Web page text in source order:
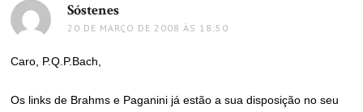
Sóstenes
20 DE MARÇO DE 2008 ÀS 18:50
Caro, P.Q.P.Bach,
Os links de Brahms e Paganini já estão a sua disposição no seu